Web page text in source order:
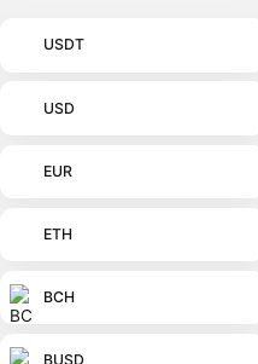
USDT
USD
EUR
ETH
BCH
BUSD